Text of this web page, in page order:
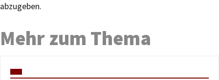
abzugeben.
Mehr zum Thema